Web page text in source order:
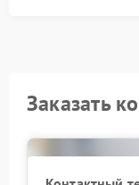
Ремонт в
электронных
завершения
Заказать